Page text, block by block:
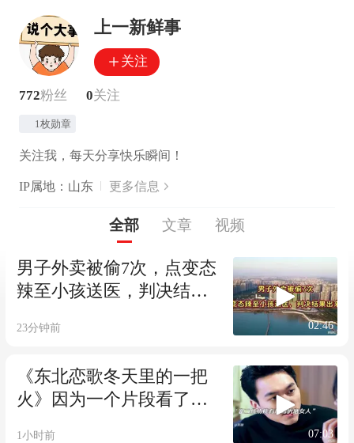
上一新鲜事
关注
772粉丝 0关注
1枚勋章
关注我，每天分享快乐瞬间！
IP属地：山东 更多信息
全部 文章 视频
男子外卖被偷7次，点变态
辣至小孩送医，判决结果
23分钟前 02:46
《东北恋歌冬天里的一把
火》因为一个片段看了整
1小时前 07:03